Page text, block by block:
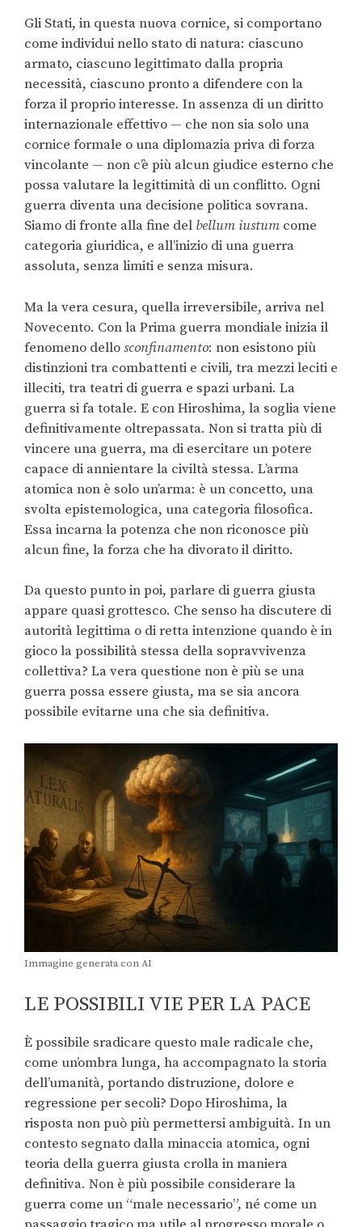
Gli Stati, in questa nuova cornice, si comportano
come individui nello stato di natura: ciascuno
armato, ciascuno legittimato dalla propria
necessità, ciascuno pronto a difendere con la
forza il proprio interesse. In assenza di un diritto
internazionale effettivo — che non sia solo una
cornice formale o una diplomazia priva di forza
vincolante — non c’è più alcun giudice esterno che
possa valutare la legittimità di un conflitto. Ogni
guerra diventa una decisione politica sovrana.
Siamo di fronte alla fine del bellum iustum come
categoria giuridica, e all’inizio di una guerra
assoluta, senza limiti e senza misura.
Ma la vera cesura, quella irreversibile, arriva nel
Novecento. Con la Prima guerra mondiale inizia il
fenomeno dellosconfinamento: non esistono più
distinzioni tra combattenti e civili, tra mezzi leciti e
illeciti, tra teatri di guerra e spazi urbani. La
guerra si fa totale. E con Hiroshima, la soglia viene
definitivamente oltrepassata. Non si tratta più di
vincere una guerra, ma di esercitare un potere
capace di annientare la civiltà stessa. L’arma
atomica non è solo un’arma: è un concetto, una
svolta epistemologica, una categoria filosofica.
Essa incarna la potenza che non riconosce più
alcun fine, la forza che ha divorato il diritto.
Da questo punto in poi, parlare di guerra giusta
appare quasi grottesco. Che senso ha discutere di
autorità legittima o di retta intenzione quando è in
gioco la possibilità stessa della sopravvivenza
collettiva? La vera questione non è più se una
guerra possa essere giusta, ma se sia ancora
possibile evitarne una che sia definitiva.
Immagine generata con AI
LE POSSIBILI VIE PER LA PACE
È possibile sradicare questo male radicale che,
come un’ombra lunga, ha accompagnato la storia
dell’umanità, portando distruzione, dolore e
regressione per secoli? Dopo Hiroshima, la
risposta non può più permettersi ambiguità. In un
contesto segnato dalla minaccia atomica, ogni
teoria della guerra giusta crolla in maniera
definitiva. Non è più possibile considerare la
guerra come un “male necessario”, né come un